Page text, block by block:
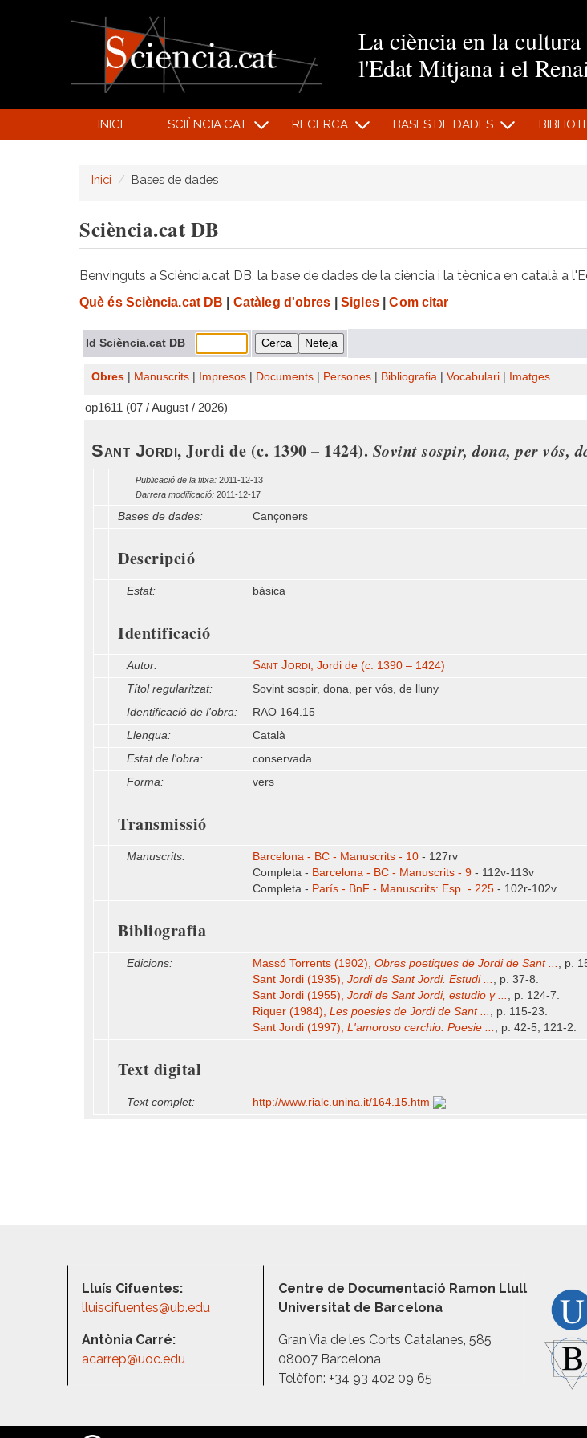
La ciència en la cultura
l'Edat Mitjana i el
INICI SCIÈNCIA.CAT RECERCA BASES DE DADES
Inici Bases de dades
Sciència.cat DB
Benvinguts a Sciència.cat DB, la base de dades de la ciència i la tècnica en català a
Què és Sciència.cat DB Catàleg d'obres Sigles| Com citar
Id Sciència.cat DB
Obres Manuscrits Impresos Documents Persones Bibliografia Vocabulari Imatges
op1611 (07 / August / 2026)
Sant Jordi, Jordi de (c. 1390 – 1424). Sovint sospir, dona, per vós,
Publicació de la fitxa: 2011-12-13
Darrera modificació: 2011-12-17
Bases de dades: Cançoners
Descripció
Estat: bàsica
Identificació
Autor: Sant Jordi, Jordi de (c. 1390 – 1424)
Títol regularitzat:
Sovint sospir, dona, per vós, de lluny
Identificació de l'obra:
RAO 164.15
Llengua:
Català
Estat de l'obra:
conservada
Forma:
vers
Transmissió
Manuscrits: Barcelona - BC - Manuscrits - 10 - 127rv
Completa - Barcelona - BC - Manuscrits - 9 - 112v-113v
Completa - París - BnF - Manuscrits: Esp. - 225 - 102r-102v
Bibliografia
Edicions: Massó Torrents (1902), Obres poetiques de Jordi de Sant ... , p.
Sant Jordi (1935), Jordi de Sant Jordi. Estudi ... , p. 37-8.
Sant Jordi (1955), Jordi de Sant Jordi, estudio y ... , p. 124-7.
Riquer (1984), Les poesies de Jordi de Sant ... , p. 115-23.
Sant Jordi (1997), L'amoroso cerchio. Poesie ... , p. 42-5, 121-2.
Text digital
Text complet: http:/​/​www.rialc.unina.it/​164.15.htm
Lluís Cifuentes:
lluiscifuentes@ub.edu
Antònia Carré:
acarrep@uoc.edu
Centre de Documentació Ramon Llull
Universitat de Barcelona
Gran Via de les Corts Catalanes, 585
08007 Barcelona
Telèfon: +34 93 402 09 65